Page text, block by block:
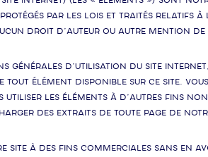
protégés par les lois et traités relatifs
droit d’auteur ou autre mention
d’utilisation du Site
Élément disponible sur ce Site.
utiliser les Éléments à d’autres fins
des extraits de toute page de
Site à des fins commerciales sans en